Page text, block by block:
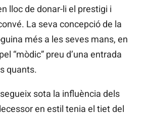
lloc de donar-li el prestigi i
La seva concepció de la
més a les seves mans, en
“mòdic” preu d’una entrada
quants.
sota la influència dels
en estil tenia el tiet del